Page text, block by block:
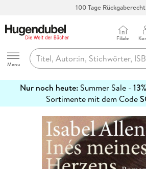
Abholung in über 100
Hugendubel
Menu
Filiale
Nur noch heute: Summer Sale -
Sortimente mit dem Code
erfahren